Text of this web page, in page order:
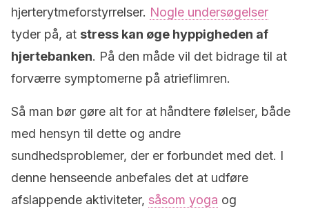
hjerterytmeforstyrrelser. Nogle undersøgelser
tyder på, at stress kan øge hyppigheden af
hjertebanken. På den måde vil det bidrage til at
forværre symptomerne på atrieflimren.
Så man bør gøre alt for at håndtere følelser, både
med hensyn til dette og andre
sundhedsproblemer, der er forbundet med det. I
denne henseende anbefales det at udføre
afslappende aktiviteter, såsom yoga og